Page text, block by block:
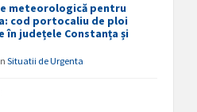
meteorologică pentru
cod portocaliu de ploi
în județele Constanța și
Situatii de Urgenta